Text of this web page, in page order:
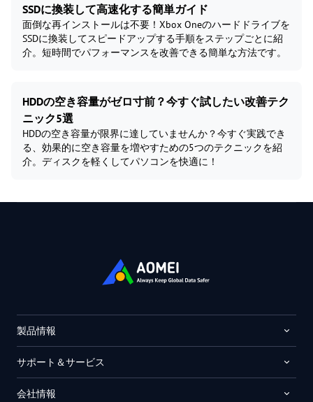
SSDに換装して高速化する簡単ガイド
面倒な再インストールは不要！Xbox Oneのハードドライブを
SSDに換装してスピードアップする手順をステップごとに紹
介。短時間でパフォーマンスを改善できる簡単な方法です。
HDDの空き容量がゼロ寸前？今すぐ試したい改善テク
ニック5選
HDDの空き容量が限界に達していませんか？今すぐ実践でき
る、効果的に空き容量を増やすための5つのテクニックを紹
介。ディスクを軽くしてパソコンを快適に！
製品情報
サポート＆サービス
会社情報